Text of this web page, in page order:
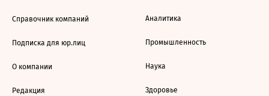
Справочник компаний
Подписка для юр.лиц
О компании
Редакция
Аналитика
Промышленность
Наука
Здоровье